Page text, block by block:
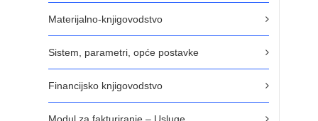
Materijalno-knjigovodstvo
Sistem, parametri, opće postavke
Financijsko knjigovodstvo